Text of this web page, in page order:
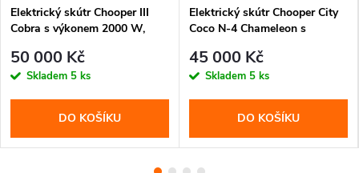
Elektrický skútr Chooper III
Cobra s výkonem 2000 W,
km/h. Stylový chooper design,
stabilní a pohodlná jízda.
50 000 Kč
Skladem 5 ks
DO KOŠÍKU
Elektrický skútr Chooper City
Coco N-4 Chameleon s
Ah a dojezdem až 140 km.
Stylový design, tichý provoz a
45 000 Kč
Skladem 5 ks
DO KOŠÍKU